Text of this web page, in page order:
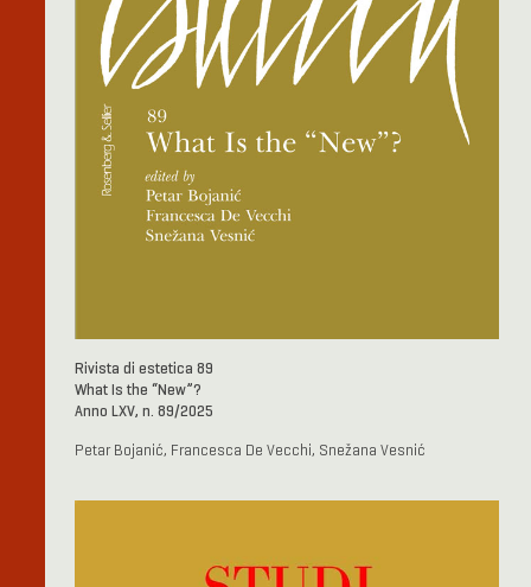
Rivista di estetica 89
What Is the “New”?
Anno LXV, n. 89/2025
Petar Bojanić, Francesca De Vecchi, Snežana Vesnić